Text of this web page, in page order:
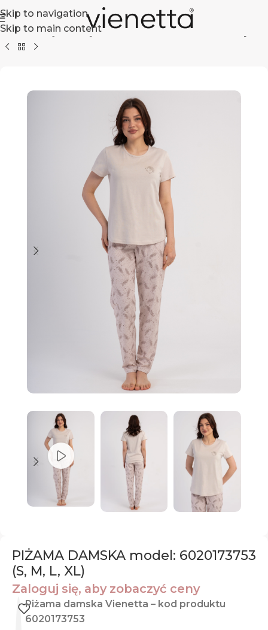
Skip to navigation
Skip to main content
Dla niej Piżamy Damskie Bawełniane
PIŻAMA DAMSKA model: 6020173753
(S, M, L, XL)
Zaloguj się, aby zobaczyć ceny
Piżama damska Vienetta – kod produktu
6020173753